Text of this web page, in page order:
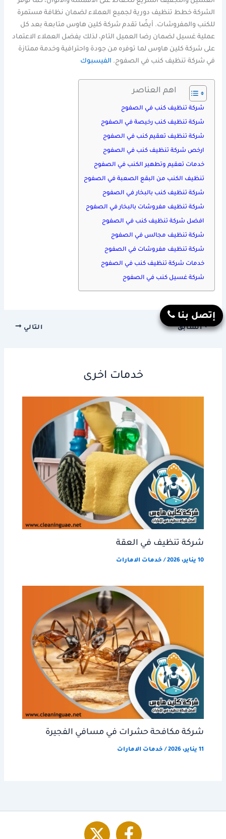
الشركة خطط تنظيف دورية لجميع العملاء لضمان نظافة مستمرة
للكنب والمفروشات. أيضًا تقدم شركة كلين هاوس متابعة بعد كل
عملية غسيل لضمان رضا العميل التام، لذلك يفضل العملاء الاعتماد
على شركة كلين هاوس لما توفره من جودة واحترافية وخدمة ممتازة
في شركة تنظيف كنب في الصفوح. الفيسبوك
اهم العناصر
شركة تنظيف كنب في الصفوح
شركة تنظيف كنب رخيصة في الصفوح
شركة تنظيف تعقيم كنب في الصفوح
ارخص شركة تنظيف كنب في الصفوح
خدمات تعقيم وتطهير الكنب في الصفوح
تنظيف الكنب من البقع الصعبة في الصفوح
شركة تنظيف كنب بالبخار في الصفوح
شركة تنظيف مفروشات بالبخار في الصفوح
افضل شركة تنظيف كنب في الصفوح
شركة تنظيف مجالس في الصفوح
شركة تنظيف مفروشات في الصفوح
خدمات شركة تنظيف كنب في الصفوح
شركة غسيل كنب في الصفوح
السابق التالي
خدمات اخرى
شركة تنظيف في العقة
10 يناير، 2026 / خدمات الامارات
شركة مكافحة حشرات في مسافي الفجيرة
11 يناير، 2026 / خدمات الامارات
إتصل بنا